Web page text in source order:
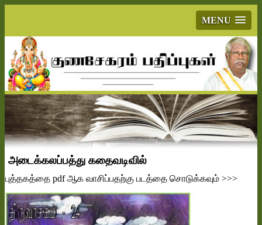
MENU
அடைக்கலப்பத்து கதைவடிவில்
புத்தகத்தை pdfஆக வாசிப்பதற்கு படத்தை சொடுக்கவும் >>>